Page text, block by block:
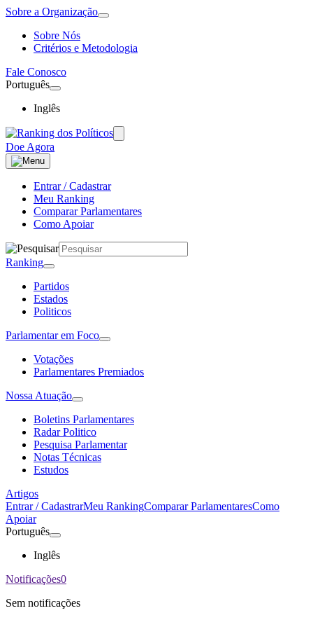
Sobre a Organização
Sobre Nós
Critérios e Metodologia
Fale Conosco
Português
Inglês
Doe Agora
Entrar / Cadastrar
Meu Ranking
Comparar Parlamentares
Como Apoiar
Ranking
Partidos
Estados
Politicos
Parlamentar em Foco
Votações
Parlamentares Premiados
Nossa Atuação
Boletins Parlamentares
Radar Politico
Pesquisa Parlamentar
Notas Técnicas
Estudos
Artigos
Entrar / CadastrarMeu RankingComparar ParlamentaresComo
Apoiar
Português
Inglês
Notificações0
Sem notificações